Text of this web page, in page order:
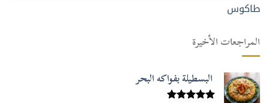
طاكوس
المراجعات الأخيرة
البسطيلة بفواكه البحر